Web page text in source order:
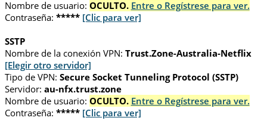
Nombre de usuario: OCULTO. Entre o Regístrese para ver.
Contraseña: ***** [Clic para ver]
SSTP
Nombre de la conexión VPN: Trust.Zone-Australia-Netflix
[Elegir otro servidor]
Tipo de VPN: Secure Socket Tunneling Protocol (SSTP)
Servidor: au-nfx.trust.zone
Nombre de usuario: OCULTO. Entre o Regístrese para ver.
Contraseña: ***** [Clic para ver]